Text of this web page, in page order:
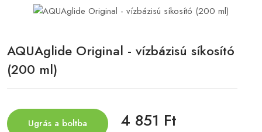
AQUAglide Original - vízbázisú síkosító
(200 ml)
Ugrás a boltba 4 851 Ft